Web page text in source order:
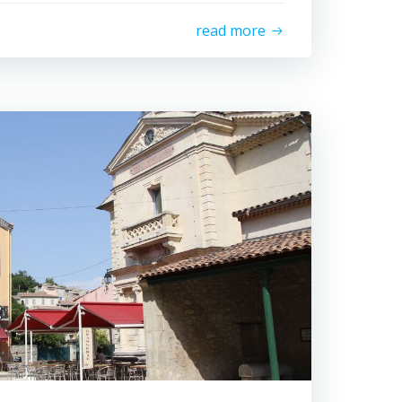
read more